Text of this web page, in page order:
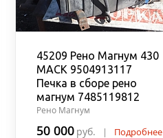
45209 Рено Магнум 430
MACK 9504913117
Печка в сборе рено
магнум 7485119812
Рено Магнум
50 000 руб. | Подробнее